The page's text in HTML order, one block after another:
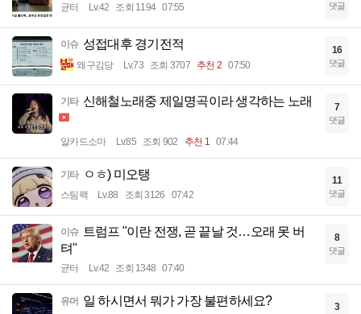
균터 Lv.42 조회 1194 07:55 댓글
이슈 성접대후 경기전적
왜구김당 Lv.73 조회 3707 추천 2 07:50
16
댓글
기타 신해철노래중 제일명곡이라 생각하는 노래
알카드소마 Lv.85 조회 902 추천 1 07:44
7
댓글
기타 ㅇㅎ) 미오탱
스팀팩 Lv.88 조회 3126 07:42
11
댓글
이슈
트럼프 "이란 전쟁, 곧 끝날 것…오래 못 버
텨"
균터 Lv.42 조회 1348 07:40
8
댓글
유머 일 하시면서 뭐가 가장 불편하세요? 3